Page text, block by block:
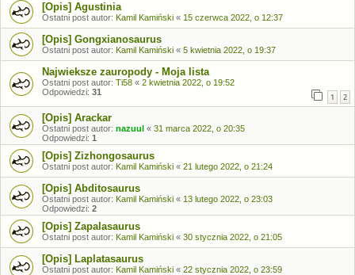
[Opis] Agustinia
Ostatni post autor: Kamil Kamiński « 15 czerwca 2022, o 12:37
[Opis] Gongxianosaurus
Ostatni post autor: Kamil Kamiński « 5 kwietnia 2022, o 19:37
Najwieksze zauropody - Moja lista
Ostatni post autor: Ti58 « 2 kwietnia 2022, o 19:52
Odpowiedzi: 31 1 2
[Opis] Arackar
Ostatni post autor: nazuul « 31 marca 2022, o 20:35
Odpowiedzi: 1
[Opis] Zizhongosaurus
Ostatni post autor: Kamil Kamiński « 21 lutego 2022, o 21:24
[Opis] Abditosaurus
Ostatni post autor: Kamil Kamiński « 13 lutego 2022, o 23:03
Odpowiedzi: 2
[Opis] Zapalasaurus
Ostatni post autor: Kamil Kamiński « 30 stycznia 2022, o 21:05
[Opis] Laplatasaurus
Ostatni post autor: Kamil Kamiński « 22 stycznia 2022, o 23:59